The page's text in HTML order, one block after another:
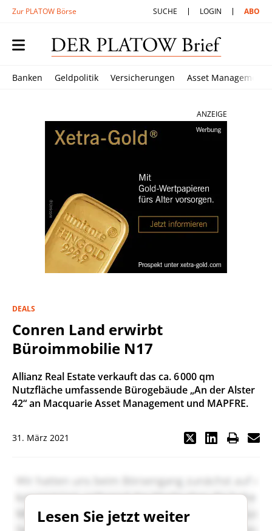
Zur PLATOW Börse SUCHE LOGIN ABO
Banken Geldpolitik Versicherungen Asset Management
ANZEIGE
DEALS
Conren Land erwirbt
Büroimmobilie N17
Allianz Real Estate verkauft das ca. 6 000 qm
Nutzfläche umfassende Bürogebäude „An der Alster
42“ an Macquarie Asset Management und MAPFRE.
31. März 2021
Lesen Sie jetzt weiter